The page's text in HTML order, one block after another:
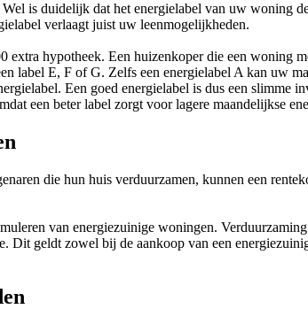
is duidelijk dat het energielabel van uw woning
verlaagt juist uw leenmogelijkheden.
hypotheek. Een huizenkoper die een woning
label E, F of G. Zelfs een energielabel A kan uw
Een goed energielabel is dus een slimme
een beter label zorgt voor lagere maandelijkse
die hun huis verduurzamen, kunnen een
van energiezuinige woningen.
geldt zowel bij de aankoop van een